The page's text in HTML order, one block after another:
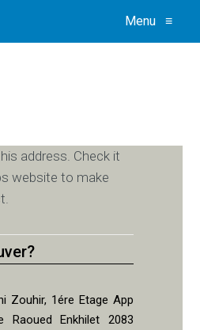
Menu ≡
address. Check it
website to make
Zouhir, 1ére Etage App
Raoued Enkhilet 2083